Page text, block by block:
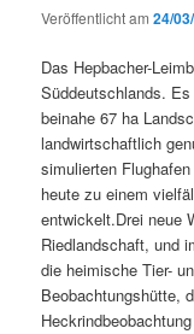
Veröffentlicht am24/
Das Hepbacher-
Süddeutschlands.
beinahe 67 ha
landwirtschaftlich
simulierten
heute zu einem
entwickelt.Drei neue
Riedlandschaft, und
die heimische Tier-
Beobachtungshütte,